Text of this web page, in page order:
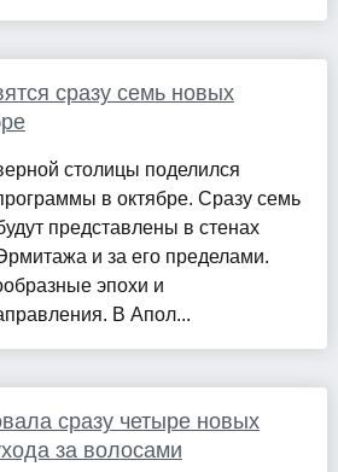
сразу семь новых
столицы поделился
в октябре. Сразу семь
представлены в стенах
и за его пределами.
эпохи и
В Апол...
сразу четыре новых
за волосами